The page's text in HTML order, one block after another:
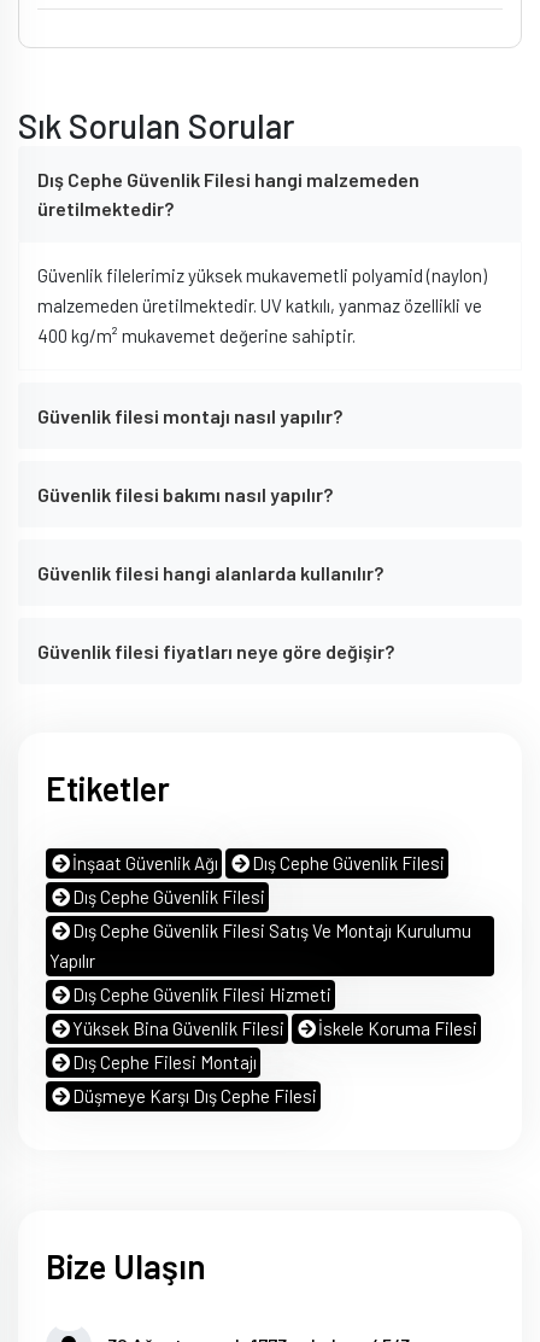
Sık Sorulan Sorular
Dış Cephe Güvenlik Filesi hangi malzemeden
üretilmektedir?
Güvenlik filelerimiz yüksek mukavemetli polyamid (naylon)
malzemeden üretilmektedir. UV katkılı, yanmaz özellikli ve
400 kg/m² mukavemet değerine sahiptir.
Güvenlik filesi montajı nasıl yapılır?
Güvenlik filesi bakımı nasıl yapılır?
Güvenlik filesi hangi alanlarda kullanılır?
Güvenlik filesi fiyatları neye göre değişir?
Etiketler
İnşaat Güvenlik Ağı
Dış Cephe Güvenlik Filesi
Dış Cephe Güvenlik Filesi
Dış Cephe Güvenlik Filesi Satış Ve Montajı Kurulumu
Yapılır
Dış Cephe Güvenlik Filesi Hizmeti
Yüksek Bina Güvenlik Filesi
İskele Koruma Filesi
Dış Cephe Filesi Montajı
Düşmeye Karşı Dış Cephe Filesi
Bize Ulaşın